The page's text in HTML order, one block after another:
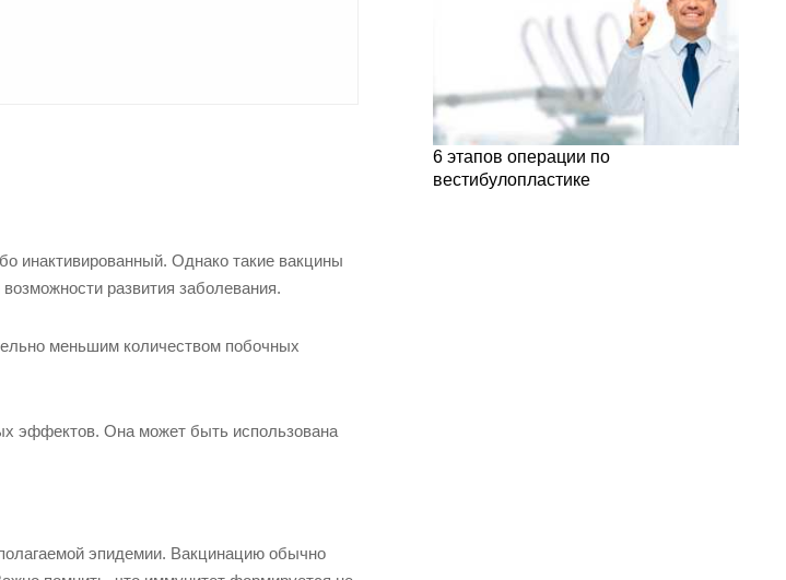
инактивированный. Однако такие вакцины
развития заболевания.
меньшим количеством побочных
эффектов. Она может быть использована
эпидемии. Вакцинацию обычно
6 этапов операции по
вестибулопластике